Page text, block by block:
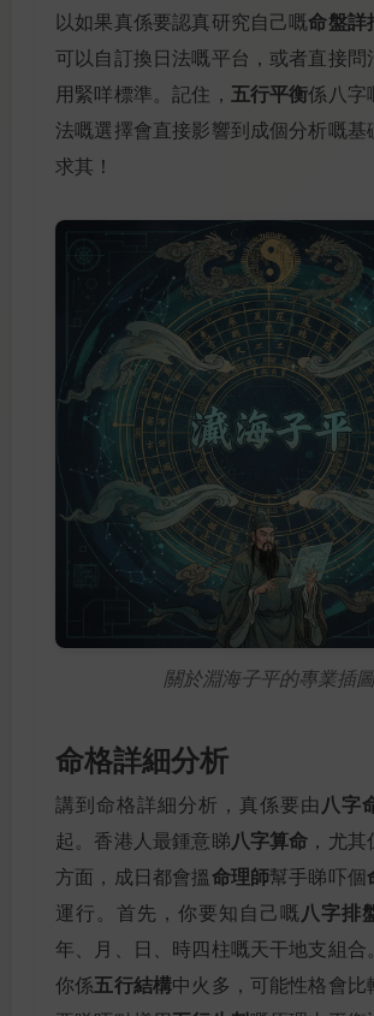
以如果真係要認真研究自己嘅命盤詳
可以自訂換日法嘅平台，或者直接問
用緊咩標準。記住， 五行平衡係八字
法嘅選擇會直接影響到成個分析嘅基
求其！
關於淵海子平的專業插圖
命格詳細分析
講到命格詳細分析，真係要由 八字
起。香港人最鍾意睇八字算命 ，尤
方面，成日都會搵命理師幫手睇吓個
運行。首先，你要知自己嘅八字排
年、月、日、時四柱嘅天干地支組合
你係五行結構中火多，可能性格會比